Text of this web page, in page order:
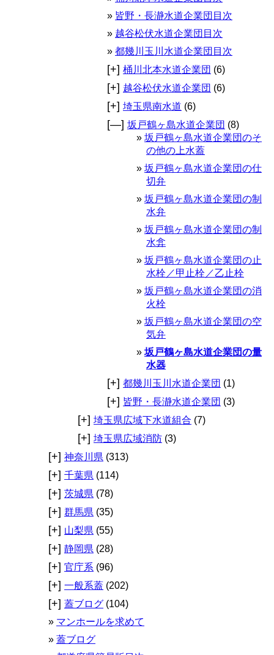
皆野・長瀞水道企業団目次
越谷松伏水道企業団目次
都幾川玉川水道企業団目次
[+] 桶川北本水道企業団 (6)
[+] 越谷松伏水道企業団 (6)
[+] 埼玉県南水道 (6)
[—] 坂戸鶴ヶ島水道企業団 (8)
坂戸鶴ヶ島水道企業団のそ
の他の上水蓋
坂戸鶴ヶ島水道企業団の仕
切弁
坂戸鶴ヶ島水道企業団の制
水弁
坂戸鶴ヶ島水道企業団の制
水弇
坂戸鶴ヶ島水道企業団の止
水栓／甲止栓／乙止栓
坂戸鶴ヶ島水道企業団の消
火栓
坂戸鶴ヶ島水道企業団の空
気弁
坂戸鶴ヶ島水道企業団の量
水器
[+] 都幾川玉川水道企業団 (1)
[+] 皆野・長瀞水道企業団 (3)
[+] 埼玉県広域下水道組合 (7)
[+] 埼玉県広域消防 (3)
[+] 神奈川県 (313)
[+] 千葉県 (114)
[+] 茨城県 (78)
[+] 群馬県 (35)
[+] 山梨県 (55)
[+] 静岡県 (28)
[+] 官庁系 (96)
[+] 一般系蓋 (202)
[+] 蓋ブログ (104)
マンホールを求めて
蓋ブログ